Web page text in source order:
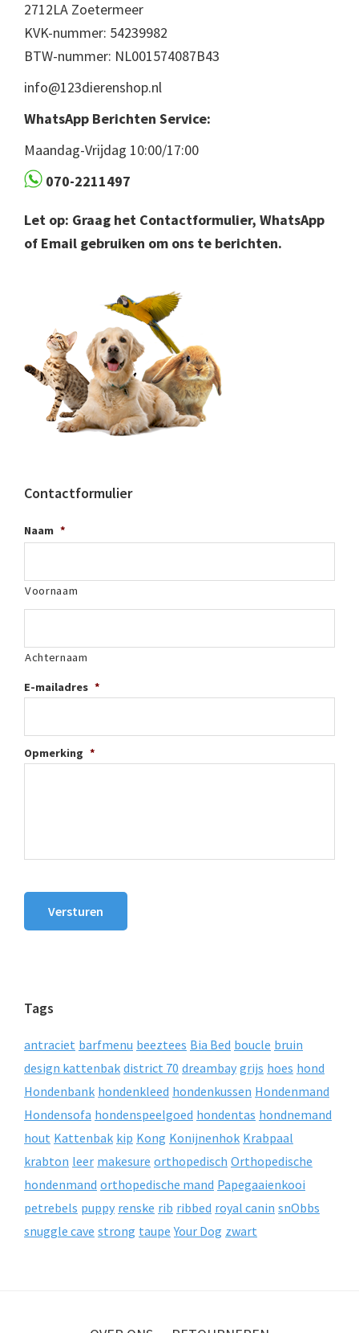
2712LA Zoetermeer
KVK-nummer: 54239982
BTW-nummer: NL001574087B43
info@123dierenshop.nl
WhatsApp Berichten Service:
Maandag-Vrijdag 10:00/17:00
070-2211497
Let op: Graag het Contactformulier, WhatsApp
of Email gebruiken om ons te berichten.
Contactformulier
Naam *
Voornaam
Achternaam
E-mailadres *
Opmerking *
Versturen
Tags
antraciet barfmenu beeztees Bia Bed boucle bruin
design kattenbak district 70 dreambay grijs hoes hond
Hondenbank hondenkleed hondenkussen Hondenmand
Hondensofa hondenspeelgoed hondentas hondnemand
hout Kattenbak kip Kong Konijnenhok Krabpaal
krabton leer makesure orthopedisch Orthopedische
hondenmand orthopedische mand Papegaaienkooi
petrebels puppy renske rib ribbed royal canin snObbs
snuggle cave strong taupe Your Dog zwart